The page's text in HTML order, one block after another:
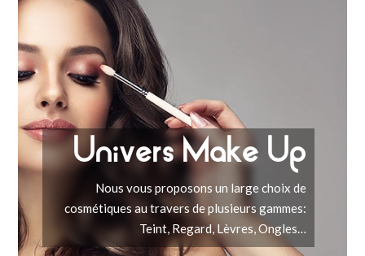
Univers Make Up
Nous vous proposons un large choix de
cosmétiques au travers de plusieurs gammes:
Teint, Regard, Lèvres, Ongles…